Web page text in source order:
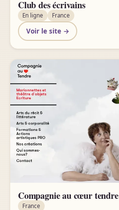
Club des écrivains
En ligne France
Voir le site →
Compagnie au cœur tendre
France